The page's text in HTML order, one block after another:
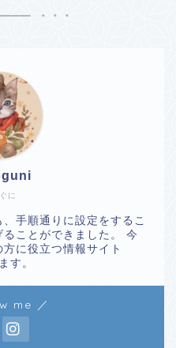
に
手順通りに設定をするこ
ことができました。 今
に役立つ情報サイト
す。
me ／